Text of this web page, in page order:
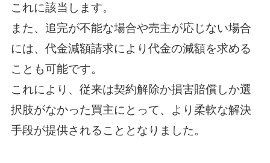
これに該当します。
また、追完が不能な場合や売主が応じない場合
には、代金減額請求により代金の減額を求める
ことも可能です。
これにより、従来は契約解除か損害賠償しか選
択肢がなかった買主にとって、より柔軟な解決
手段が提供されることとなりました。